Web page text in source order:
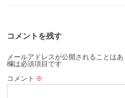
コメントを残す
メールアドレスが公開されることはあ
欄は必須項目です
コメント ※